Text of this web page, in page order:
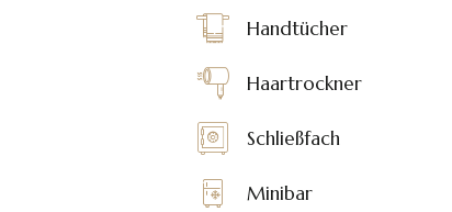
Handtücher
Haartrockner
Schließfach
Minibar